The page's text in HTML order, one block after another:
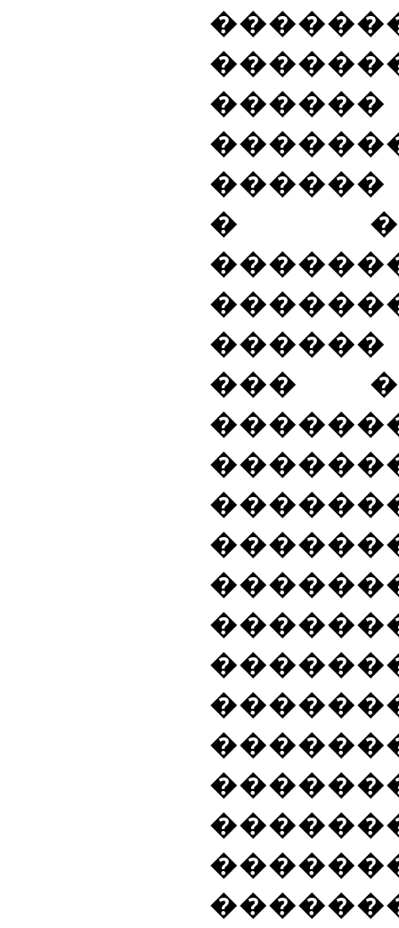
������
�
������
���